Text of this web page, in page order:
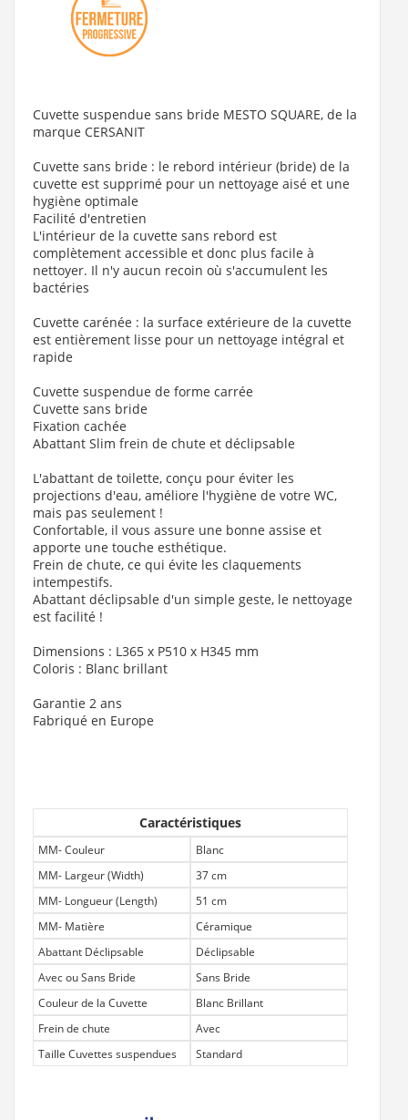
Cuvette suspendue sans bride MESTO SQUARE, de la
marque CERSANIT
Cuvette sans bride : le rebord intérieur (bride) de la
cuvette est supprimé pour un nettoyage aisé et une
hygiène optimale
Facilité d'entretien
L'intérieur de la cuvette sans rebord est
complètement accessible et donc plus facile à
nettoyer. Il n'y aucun recoin où s'accumulent les
bactéries
Cuvette carénée : la surface extérieure de la cuvette
est entièrement lisse pour un nettoyage intégral et
rapide
Cuvette suspendue de forme carrée
Cuvette sans bride
Fixation cachée
Abattant Slim frein de chute et déclipsable
L'abattant de toilette, conçu pour éviter les
projections d'eau, améliore l'hygiène de votre WC,
mais pas seulement !
Confortable, il vous assure une bonne assise et
apporte une touche esthétique.
Frein de chute, ce qui évite les claquements
intempestifs.
Abattant déclipsable d'un simple geste, le nettoyage
est facilité !
Dimensions : L365 x P510 x H345 mm
Coloris : Blanc brillant
Garantie 2 ans
Fabriqué en Europe
Caractéristiques
MM- Couleur
Blanc
MM- Largeur (Width)
37 cm
MM- Longueur (Length)
51 cm
MM- Matière
Céramique
Abattant Déclipsable
Déclipsable
Avec ou Sans Bride
Sans Bride
Couleur de la Cuvette
Blanc Brillant
Frein de chute
Avec
Taille Cuvettes suspendues
Standard